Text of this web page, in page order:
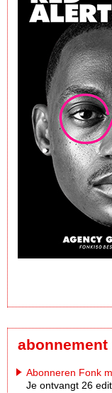
abonnement
Abonneren Fonk
Je ontvangt 26